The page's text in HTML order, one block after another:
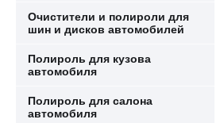
Очистители и полироли для
шин и дисков автомобилей
Полироль для кузова
автомобиля
Полироль для салона
автомобиля